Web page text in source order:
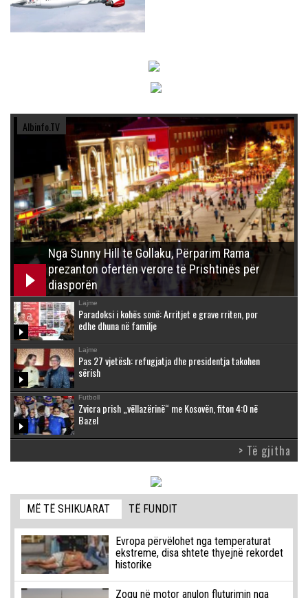
Albinfo.TV
Nga Sunny Hill te Gollaku, Përparim Rama
prezanton ofertën verore të Prishtinës për
diasporën
Lajme
Paradoksi i kohës sonë: Arritjet e grave rriten, por
edhe dhuna në familje
Lajme
Pas 27 vjetësh: refugjatja dhe presidentja takohen
sërish
Futboll
Zvicra prish „vëllazërinë“ me Kosovën, fiton 4:0 në
Bazel
> Të gjitha
MË TË SHIKUARAT TË FUNDIT
Evropa përvëlohet nga temperaturat
ekstreme, disa shtete thyejnë rekordet
historike
Zogu në motor anulon fluturimin nga